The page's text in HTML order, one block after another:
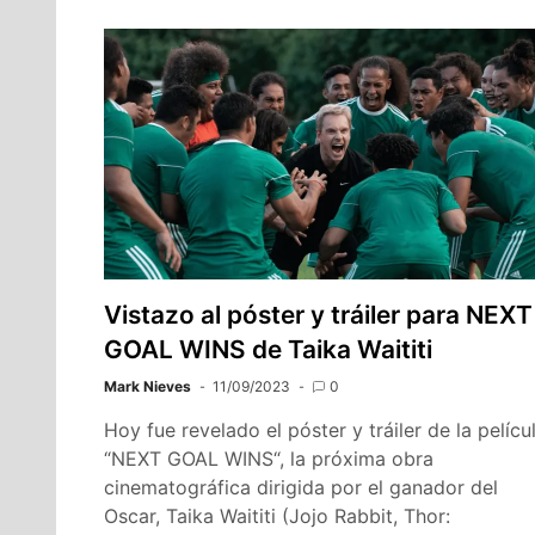
Vistazo al póster y tráiler para NEXT
GOAL WINS de Taika Waititi
Mark Nieves 11/09/2023 0
Hoy fue revelado el póster y tráiler de la
“NEXT GOAL WINS“, la próxima obra
cinematográfica dirigida por el ganador del
Oscar, Taika Waititi (Jojo Rabbit, Thor: